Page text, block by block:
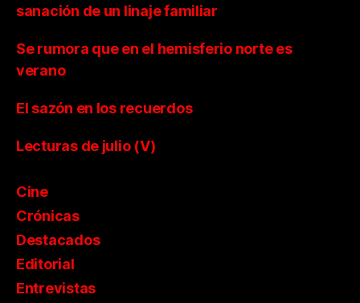
sanación de un linaje familiar
Se rumora que en el hemisferio norte es
verano
El sazón en los recuerdos
Lecturas de julio (V)
Cine
Crónicas
Destacados
Editorial
Entrevistas